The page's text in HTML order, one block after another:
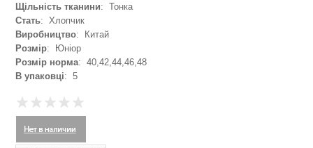
Щільність тканини: Тонка
Стать: Хлопчик
Виробництво: Китай
Розмір: Юніор
Розмір норма: 40,42,44,46,48
В упаковці: 5